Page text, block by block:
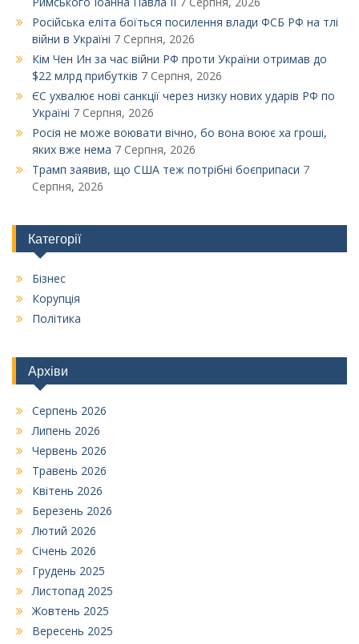
Російська еліта боїться посилення влади ФСБ РФ на тлі
війни в Україні 7 Серпня, 2026
Кім Чен Ин за час війни РФ проти України отримав до
$22 млрд прибутків 7 Серпня, 2026
ЄС ухвалює нові санкції через низку нових ударів РФ по
Україні 7 Серпня, 2026
Росія не може воювати вічно, бо вона воює ха гроші,
яких вже нема 7 Серпня, 2026
Трамп заявив, що США теж потрібні боєприпаси 7
Серпня, 2026
Категорії
Бізнес
Корупція
Політика
Архіви
Серпень 2026
Липень 2026
Червень 2026
Травень 2026
Квітень 2026
Березень 2026
Лютий 2026
Січень 2026
Грудень 2025
Листопад 2025
Жовтень 2025
Вересень 2025